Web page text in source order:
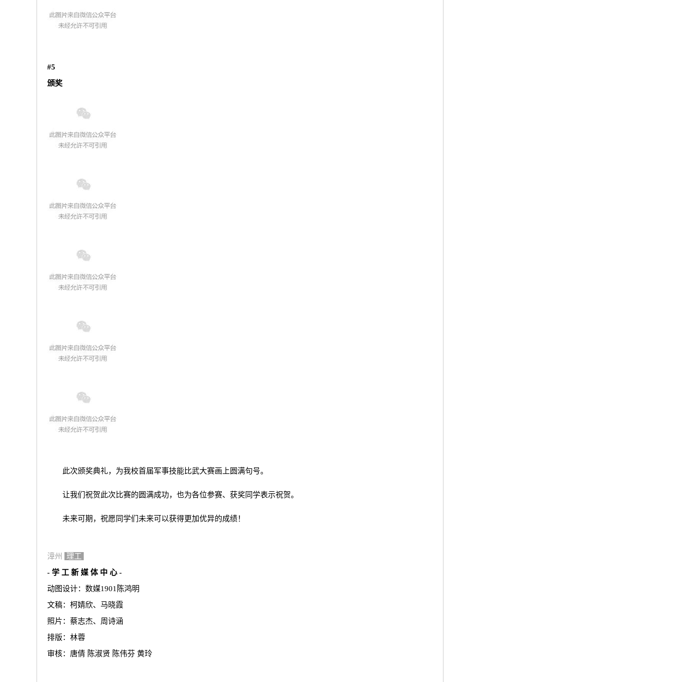
#5
颁奖
此次颁奖典礼，为我校首届军事技能比武大赛画上圆满句号。
让我们祝贺此次比赛的圆满成功，也为各位参赛、获奖同学表示祝贺。
未来可期，祝愿同学们未来可以获得更加优异的成绩！
漳州
理工
- 学 工 新 媒 体 中 心 -
动图设计：数媒1901陈鸿明
文稿：柯婧欣、马晓霞
照片：蔡志杰、周诗涵
排版：林蓉
审核：唐倩 陈淑贤 陈伟芬 黄玲